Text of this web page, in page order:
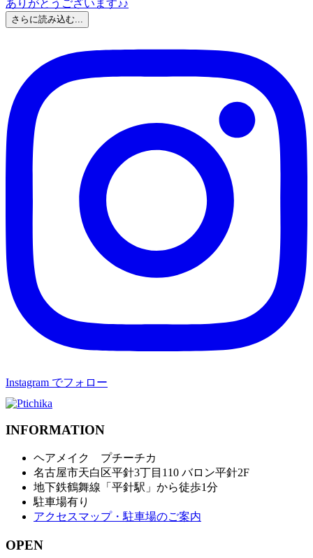
さらに読み込む...
Instagram でフォロー
INFORMATION
ヘアメイク プチーチカ
名古屋市天白区平針3丁目110 バロン平針2F
地下鉄鶴舞線「平針駅」から徒歩1分
駐車場有り
アクセスマップ・駐車場のご案内
OPEN